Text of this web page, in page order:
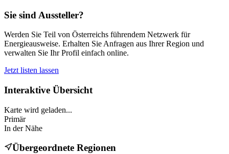
Sie sind Aussteller?
Werden Sie Teil von Österreichs führendem Netzwerk für
Energieausweise. Erhalten Sie Anfragen aus Ihrer Region und
verwalten Sie Ihr Profil einfach online.
Jetzt listen lassen
Interaktive Übersicht
Karte wird geladen...
Primär
In der Nähe
Übergeordnete Regionen